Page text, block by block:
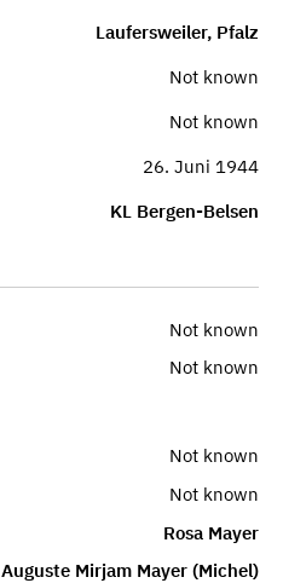
Laufersweiler, Pfalz
Not known
Not known
26. Juni 1944
KL Bergen-Belsen
Not known
Not known
Not known
Not known
Rosa Mayer
Auguste Mirjam Mayer (Michel)